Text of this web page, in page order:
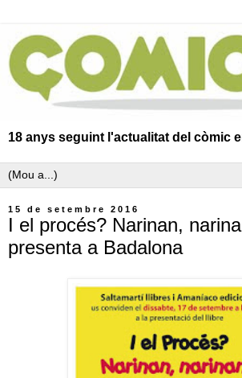
18 anys seguint l'actualitat del còmic
15 de setembre 2016
I el procés? Narinan,
presenta a Badalona